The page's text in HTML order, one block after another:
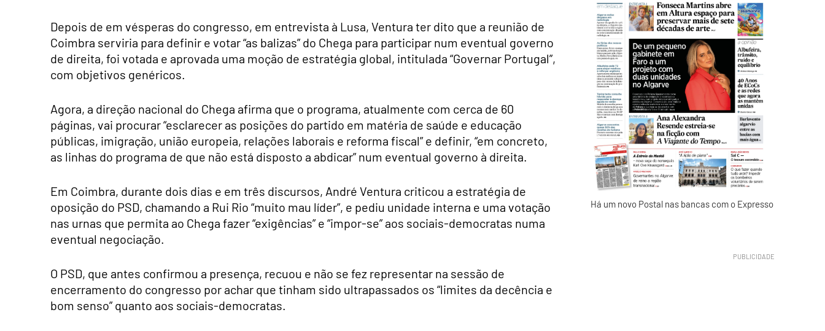
Depois de em vésperas do congresso, em entrevista à Lusa, Ventura ter dito que a reunião de
Coimbra serviria para definir e votar “as balizas” do Chega para participar num eventual governo
de direita, foi votada e aprovada uma moção de estratégia global, intitulada “Governar Portugal”,
com objetivos genéricos.
Agora, a direção nacional do Chega afirma que o programa, atualmente com cerca de 60
páginas, vai procurar “esclarecer as posições do partido em matéria de saúde e educação
públicas, imigração, união europeia, relações laborais e reforma fiscal” e definir, “em concreto,
as linhas do programa de que não está disposto a abdicar” num eventual governo à direita.
Em Coimbra, durante dois dias e em três discursos, André Ventura criticou a estratégia de
oposição do PSD, chamando a Rui Rio “muito mau líder”, e pediu unidade interna e uma votação
nas urnas que permita ao Chega fazer “exigências” e “impor-se” aos sociais-democratas numa
eventual negociação.
O PSD, que antes confirmou a presença, recuou e não se fez representar na sessão de
encerramento do congresso por achar que tinham sido ultrapassados os “limites da decência e
bom senso” quanto aos sociais-democratas.
Há um novo Postal nas bancas com o Expresso